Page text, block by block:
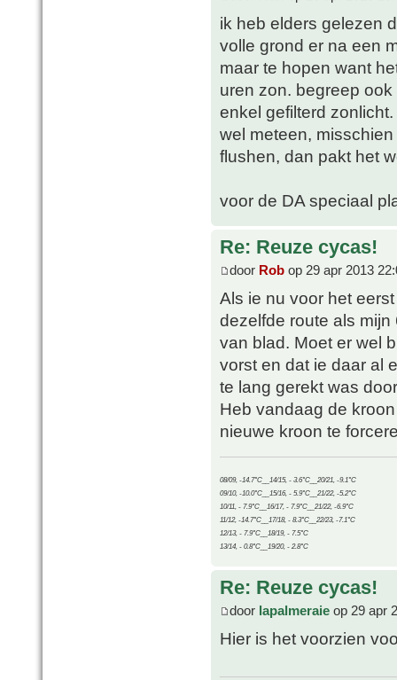
ik heb elders gelezen
volle grond er na een
maar te hopen want
uren zon. begreep
enkel gefilterd
wel meteen,
flushen, dan pakt het
voor de DA speciaal
Re: Reuze cycas!
door Rob op 29 apr 2013
Als ie nu voor het
dezelfde route als
van blad. Moet er wel
vorst en dat ie daar al
te lang gerekt was
Heb vandaag de
nieuwe kroon te
08/09, -14.7°C__14/15, - 3.6°C__20/21, -9.1°C
09/10, -10.0°C__15/16, - 5.9°C__21/22, -5.2°C
10/11, - 7.9°C__16/17, - 7.9°C__21/22, -6.9°C
11/12, -14.7°C__17/18, - 8.3°C__22/23, -7.1°C
12/13, - 7.9°C__18/19, - 7.5°C
13/14, - 0.8°C__19/20, - 2.8°C
Re: Reuze cycas!
door lapalmeraie op 29 apr
Hier is het voorzien